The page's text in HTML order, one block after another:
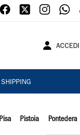
ACCEDI
SHIPPING
Pisa Pistoia Pontedera